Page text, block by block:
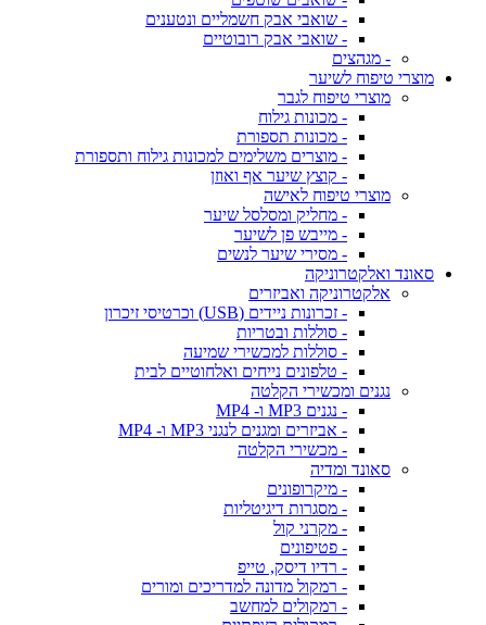
- שואבי אבק חשמליים ונטענים
- שואבי אבק רובוטיים
- מגהצים
מוצרי טיפוח לשיער
מוצרי טיפוח לגבר
- מכונות גילוח
- מכונות תספורת
- מוצרים משלימים למכונות גילוח ותספורת
- קוצץ שיער אף ואוזן
מוצרי טיפוח לאישה
- מחליק ומסלסל שיער
- מייבש פן לשיער
- מסירי שיער לנשים
סאונד ואלקטרוניקה
אלקטרוניקה ואביזרים
- זכרונות ניידים (USB) וכרטיסי זיכרון
- סוללות ובטריות
- סוללות למכשירי שמיעה
- טלפונים נייחים ואלחוטיים לבית
נגנים ומכשירי הקלטה
- נגנים MP3 ו- MP4
- אביזרים ומגנים לנגני MP3 ו- MP4
- מכשירי הקלטה
סאונד ומדיה
- מיקרופונים
- מסגרות דיגיטליות
- מקרני קול
- פטיפונים
- רדיו דיסק, טייפ
- רמקול מדונה למדריכים ומורים
- רמקולים למחשב